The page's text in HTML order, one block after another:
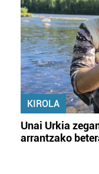
KIROLA
Unai Urkia
arrantzako